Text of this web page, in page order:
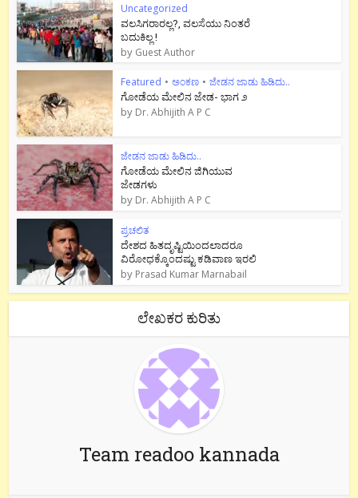
Uncategorized
ವಲಸಿಗರಾರಲ್ಲ?, ವಲಸೆಯು ನಿಂತರೆ
ಬದುಕಿಲ್ಲ !
by Guest Author
Featured • ಅಂಕಣ • ಜೇಡನ ಜಾಡು ಹಿಡಿದು..
ಗೋಡೆಯ ಮೇಲಿನ ಜೇಡ- ಭಾಗ ೨
by Dr. Abhijith A P C
ಜೇಡನ ಜಾಡು ಹಿಡಿದು..
ಗೋಡೆಯ ಮೇಲಿನ ಜಿಗಿಯುವ
ಜೇಡಗಳು
by Dr. Abhijith A P C
ಪ್ರಚಲಿತ
ದೇಶದ ಹಿತದೃಷ್ಟಿಯಿಂದಲಾದರೂ
ವಿರೋಧಕ್ಕೊಂದಷ್ಟು ಕಡಿವಾಣ ಇರಲಿ
by Prasad Kumar Marnabail
ಲೇಖಕರ ಕುರಿತು
Team readoo kannada